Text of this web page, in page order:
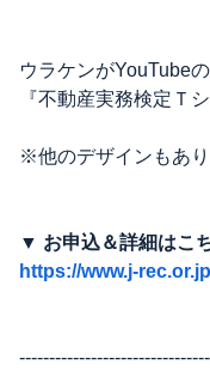
ウラケンがYouTube
『不動産実務検定Ｔ
※他のデザインもあ
▼ お申込＆詳細はこ
https://www.j-